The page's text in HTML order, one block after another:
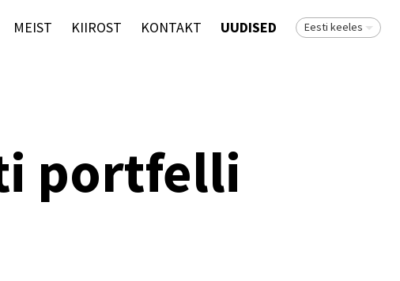
MEIST KIIROST KONTAKT UUDISED Eesti keeles
portfelli